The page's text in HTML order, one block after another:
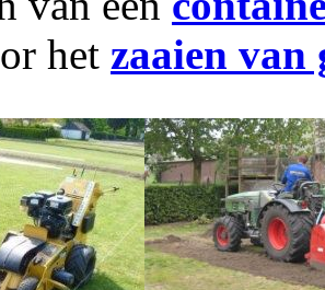
het zaaien van